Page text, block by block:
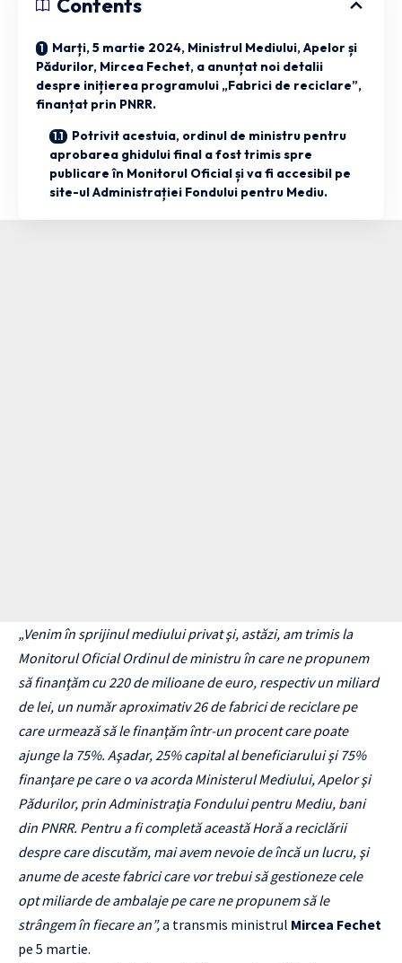
Contents
Marți, 5 martie 2024, Ministrul Mediului, Apelor și
Pădurilor, Mircea Fechet, a anunțat noi detalii
despre inițierea programului „Fabrici de reciclare”,
finanțat prin PNRR.
Potrivit acestuia, ordinul de ministru pentru
aprobarea ghidului final a fost trimis spre
publicare în Monitorul Oficial și va fi accesibil pe
site-ul Administrației Fondului pentru Mediu.
„Venim în sprijinul mediului privat şi, astăzi, am trimis la
Monitorul Oficial Ordinul de ministru în care ne propunem
să finanţăm cu 220 de milioane de euro, respectiv un miliard
de lei, un număr aproximativ 26 de fabrici de reciclare pe
care urmează să le finanţăm într-un procent care poate
ajunge la 75%. Aşadar, 25% capital al beneficiarului şi 75%
finanţare pe care o va acorda Ministerul Mediului, Apelor şi
Pădurilor, prin Administraţia Fondului pentru Mediu, bani
din PNRR. Pentru a fi completă această Horă a reciclării
despre care discutăm, mai avem nevoie de încă un lucru, şi
anume de aceste fabrici care vor trebui să gestioneze cele
opt miliarde de ambalaje pe care ne propunem să le
strângem în fiecare an”,a transmis ministrul Mircea Fechet
pe 5 martie.